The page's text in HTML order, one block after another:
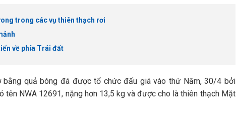
trong các vụ thiên thạch rơi
về phía Trái đất
quả bóng đá được tổ chức đấu giá vào thứ Năm, 30/4 bởi
tên NWA 12691, nặng hơn 13,5 kg và được cho là thiên thạch Mặt